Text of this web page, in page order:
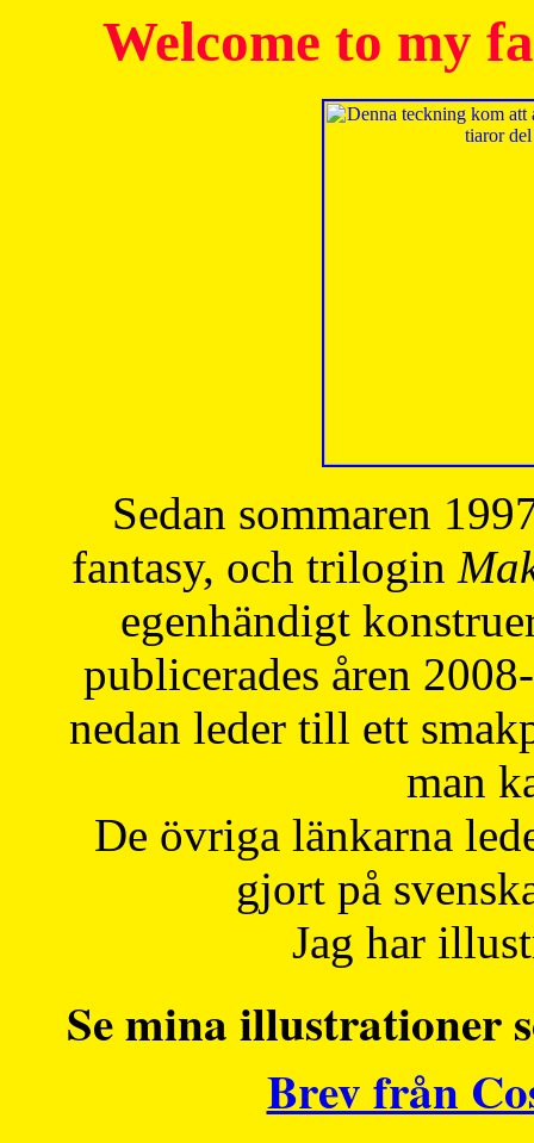
Welcome to my
Sedan sommaren
fantasy, och trilogin
egenhändigt
publicerades åren
nedan leder till ett
man
De övriga länkarna
gjort på
Jag har
Se mina illustrationer
Brev från